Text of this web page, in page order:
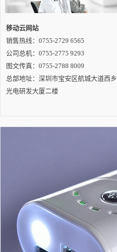
移动云网站
销售热线：0755-2729 6565
公司总机：0755-2775 9293
图文传真：0755-2788 8009
总部地址：深圳市宝安区航城大道西乡
光电研发大厦二楼